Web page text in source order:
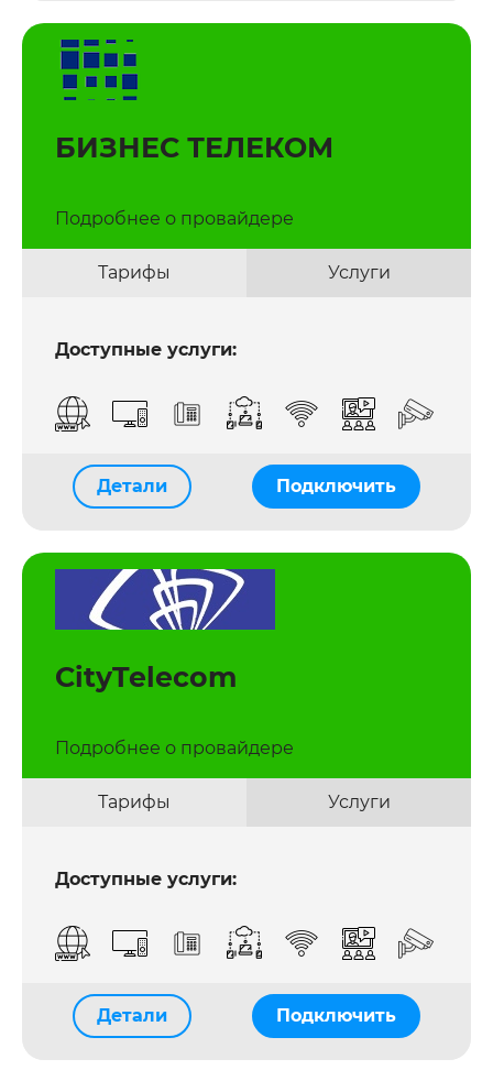
БИЗНЕС ТЕЛЕКОМ
Подробнее о провайдере
Тарифы Услуги
Доступные услуги:
Детали Подключить
CityTelecom
Подробнее о провайдере
Тарифы Услуги
Доступные услуги:
Детали Подключить